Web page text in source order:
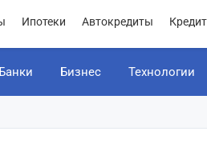
Ипотеки Автокредиты
Банки Бизнес Технологии